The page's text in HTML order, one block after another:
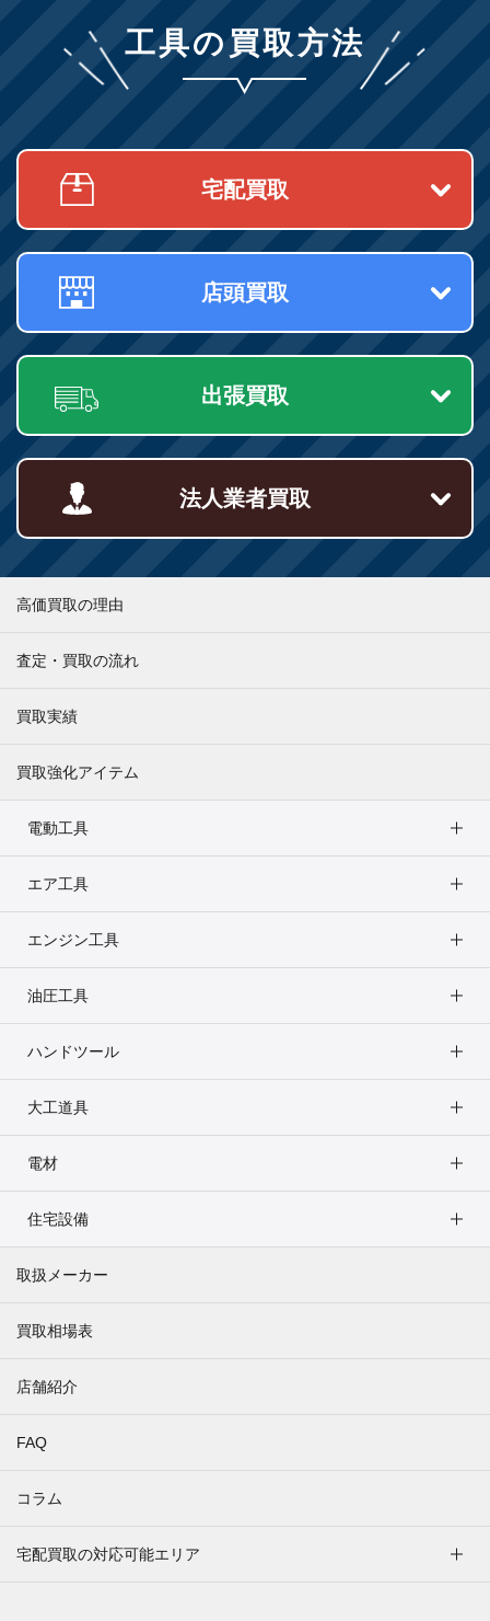
(4)サービスに支障が生じないことを前提として､個人情報の受領時か
ら一定期間経過後､個人情報は随時､削除していきます｡
りません｡
・法令に基づき裁判所や警察などの公的機関から要請があった場合
・法令に特別の規定がある場合
・お客様や第三者の生命･身体･財産を損なうおそれがあり､本人の同
意を得ることができない場合
・法令や当社のご利用規約･注意事項にはんする行動から､当社の権
合は､ご本人からの請求であることが確認できた場合に限り開示しま
ご本人確認の方法
ご本人からの請求であることを確認するため､本人確認書類(免許証､保
険証など)の写しを､当社宛にご郵送してください｡
〒171-0014
東京都豊島区池袋2丁目40-12西池袋第一生命ビル5階
次第､本人確認書類記載の住所宛に郵送にて開示させていただきます｡
4. ご質問やご提案について
TEL：0120-907-134
工具の買取方法
宅配買取
店頭買取
出張買取
法人業者買取
高価買取の理由
査定・買取の流れ
買取実績
買取強化アイテム
電動工具
エア工具
エンジン工具
油圧工具
ハンドツール
大工道具
電材
住宅設備
取扱メーカー
買取相場表
店舗紹介
FAQ
コラム
宅配買取の対応可能エリア